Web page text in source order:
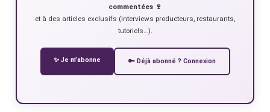
commentées 🍷
et à des articles exclusifs (interviews producteurs, restaurants,
tutoriels…).
✨ Je m’abonne 🔑 Déjà abonné ? Connexion